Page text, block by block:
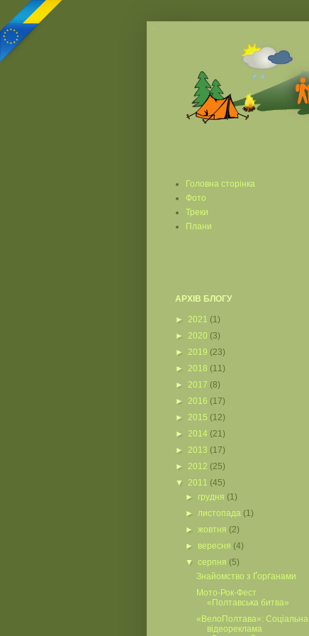
Головна сторінка
Фото
Треки
Плани
АРХІВ БЛОГУ
► 2021 (1)
► 2020 (3)
► 2019 (23)
► 2018 (11)
► 2017 (8)
► 2016 (17)
► 2015 (12)
► 2014 (21)
► 2013 (17)
► 2012 (25)
▼ 2011 (45)
► грудня (1)
►листопада (1)
►жовтня (2)
► вересня (4)
▼серпня (5)
Знайомство з Ґорґанами
Мото-Рок-Фест
«Полтавська битва»
«ВелоПолтава»: Соціальна
відеореклама